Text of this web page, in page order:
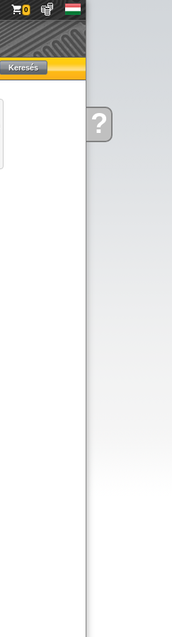
Kérdése?
0